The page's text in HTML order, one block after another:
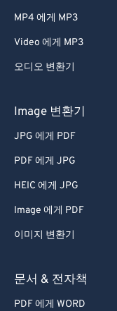
MP4 에게 MP3
Video 에게 MP3
오디오 변환기
Image 변환기
JPG 에게 PDF
PDF 에게 JPG
HEIC 에게 JPG
Image 에게 PDF
이미지 변환기
문서 & 전자책
PDF 에게 WORD